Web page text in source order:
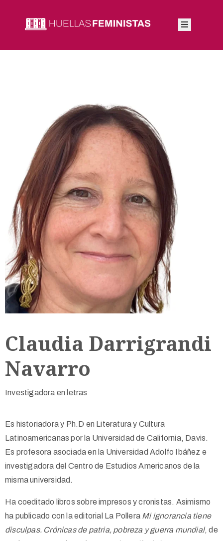
Inicio
Feminismos
Contacto
Claudia Darrigrandi
Navarro
Investigadora en letras
Es historiadora y Ph.D en Literatura y Cultura
Latinoamericanas por la Universidad de California, Davis.
Es profesora asociada en la Universidad Adolfo Ibáñez e
investigadora del Centro de Estudios Americanos de la
misma universidad.
Ha coeditado libros sobre impresos y cronistas. Asimismo
ha publicado con la editorial La Pollera Mi ignorancia tiene
disculpas. Crónicas de patria, pobreza y guerra mundial, de